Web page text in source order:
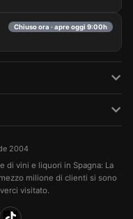
Chiuso ora · apre oggi 9:00h
2004
di vini e liquori in Spagna: La
milione di clienti si sono
visitato.